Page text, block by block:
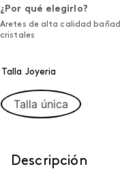
¿Por qué elegirlo?
Aretes de alta calidad
cristales
Talla Joyeria
Talla única
Descripción